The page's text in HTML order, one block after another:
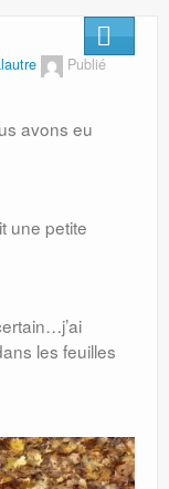
Publié
avons eu
une petite
les feuilles